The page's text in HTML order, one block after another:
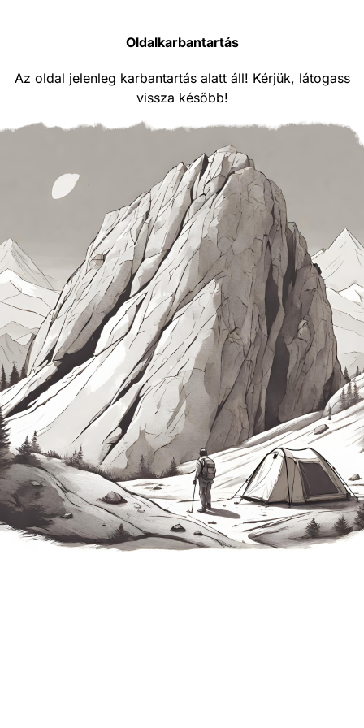
Oldalkarbantartás
Az oldal jelenleg karbantartás alatt áll! Kérjük, látogass
vissza később!